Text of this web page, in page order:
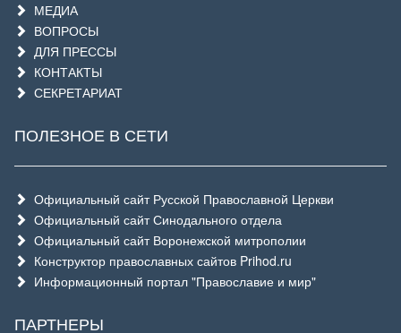
МЕДИА
ВОПРОСЫ
ДЛЯ ПРЕССЫ
КОНТАКТЫ
СЕКРЕТАРИАТ
ПОЛЕЗНОЕ В СЕТИ
Официальный сайт Русской Православной Церкви
Официальный сайт Синодального отдела
Официальный сайт Воронежской митрополии
Конструктор православных сайтов Prihod.ru
Информационный портал "Православие и мир"
ПАРТНЕРЫ